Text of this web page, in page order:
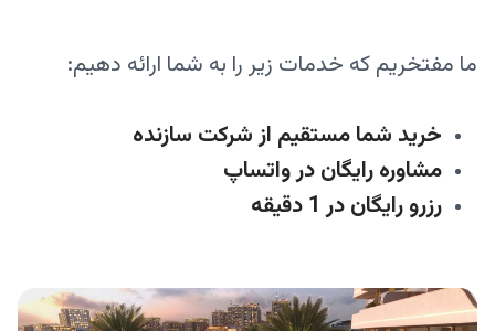
ما مفتخریم که خدمات زیر را به شما ارائه دهیم:
خرید شما مستقیم از شرکت سازنده
مشاوره رایگان در واتساپ
رزرو رایگان در 1 دقیقه